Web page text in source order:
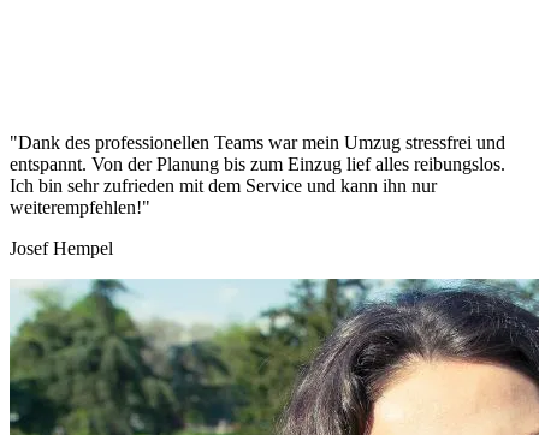
"Dank des professionellen Teams war mein Umzug stressfrei und
entspannt. Von der Planung bis zum Einzug lief alles reibungslos.
Ich bin sehr zufrieden mit dem Service und kann ihn nur
weiterempfehlen!"
Josef Hempel